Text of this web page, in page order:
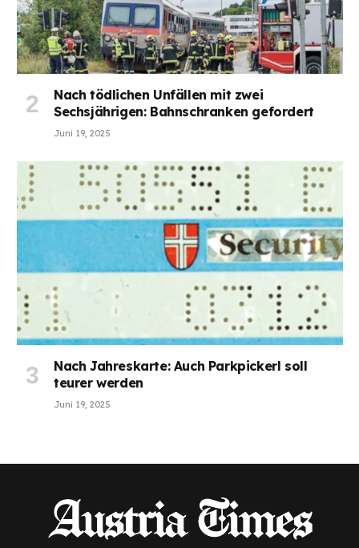
Nach tödlichen Unfällen mit zwei
Sechsjährigen: Bahnschranken gefordert
Juni 19, 2025
Nach Jahreskarte: Auch Parkpickerl soll
teurer werden
Juni 19, 2025